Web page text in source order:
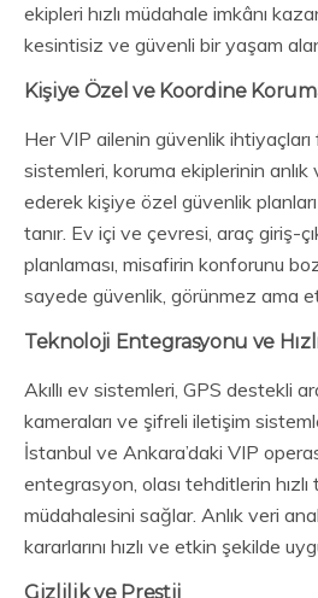
ekipleri hızlı müdahale imkânı
kesintisiz ve güvenli bir yaşam
Kişiye Özel ve Koordine
Her VIP ailenin güvenlik ihtiyaçları
sistemleri, koruma ekiplerinin anlık
ederek kişiye özel güvenlik
tanır. Ev içi ve çevresi, araç giriş-
planlaması, misafirin konforunu
sayede güvenlik, görünmez ama
Teknoloji Entegrasyonu ve
Akıllı ev sistemleri, GPS destekli
kameraları ve şifreli iletişim
İstanbul ve Ankara’daki VIP
entegrasyon, olası tehditlerin
müdahalesini sağlar. Anlık veri
kararlarını hızlı ve etkin şekilde
Gizlilik ve Prestij